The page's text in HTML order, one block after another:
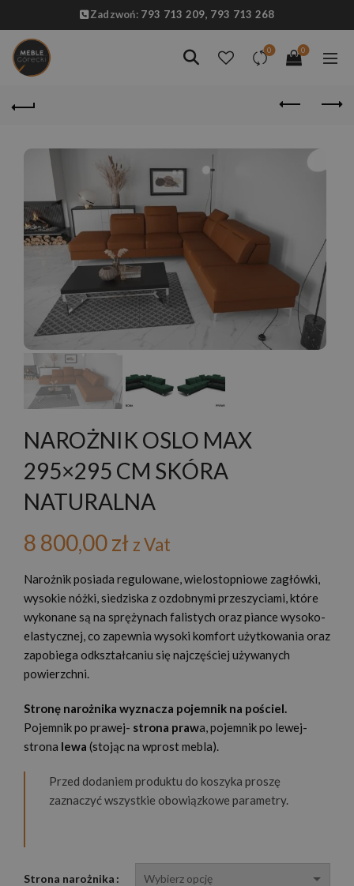
Zadzwoń: 793 713 209, 793 713 268
0 0
NAROŻNIK OSLO MAX
295×295 CM SKÓRA
NATURALNA
8 800,00zł z Vat
Narożnik posiada regulowane, wielostopniowe zagłówki,
wysokie nóżki, siedziska z ozdobnymi przeszyciami, które
wykonane są na sprężynach falistych oraz piance wysoko-
elastycznej, co zapewnia wysoki komfort użytkowania oraz
zapobiega odkształcaniu się najczęściej używanych
powierzchni.
Stronę narożnika wyznacza pojemnik na pościel.
Pojemnik po prawej- strona prawa, pojemnik po lewej-
strona lewa (stojąc na wprost mebla).
Przed dodaniem produktu do koszyka proszę
zaznaczyć wszystkie obowiązkowe parametry.
Strona narożnika